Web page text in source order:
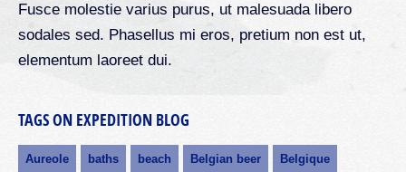
Fusce molestie varius purus, ut malesuada libero
sodales sed. Phasellus mi eros, pretium non est ut,
elementum laoreet dui.
TAGS ON EXPEDITION BLOG
Aureole baths beach Belgian beer Belgique